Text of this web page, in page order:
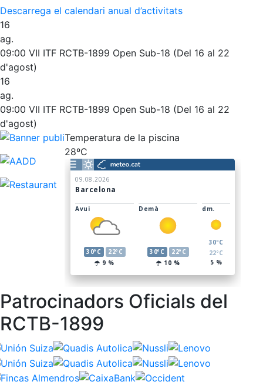
Entrenaments personals
Piscina
Normativa
L'Snack
Chill Out
Patrocini
Patrocinadors
Avantatges socials
Publicitat a la Revista
Vols ser Patrocinador del Club?
Descarrega el calendari anual d’activitats
16
ag.
09:00 VII ITF RCTB-1899 Open Sub-18 (Del 16 al 22
d'agost)
16
ag.
09:00 VII ITF RCTB-1899 Open Sub-18 (Del 16 al 22
d'agost)
Temperatura de la piscina
28ºC
Patrocinadors Oficials del
RCTB-1899